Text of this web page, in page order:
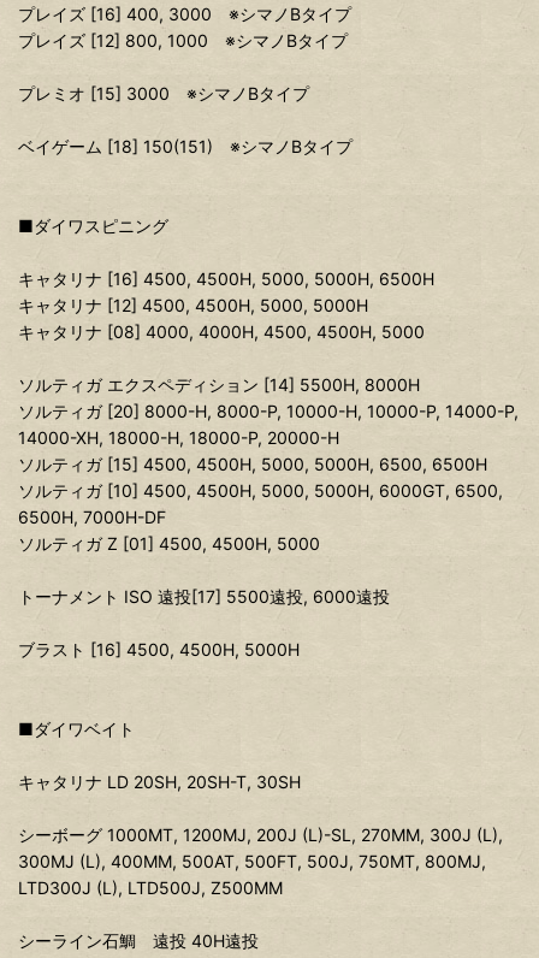
プレイズ [16] 400, 3000 ※シマノBタイプ
プレイズ [12] 800, 1000 ※シマノBタイプ
プレミオ [15] 3000 ※シマノBタイプ
ベイゲーム [18] 150(151) ※シマノBタイプ
■ダイワスピニング
キャタリナ [16] 4500, 4500H, 5000, 5000H, 6500H
キャタリナ [12] 4500, 4500H, 5000, 5000H
キャタリナ [08] 4000, 4000H, 4500, 4500H, 5000
ソルティガ エクスペディション [14] 5500H, 8000H
ソルティガ [20] 8000-H, 8000-P, 10000-H, 10000-P, 14000-P,
14000-XH, 18000-H, 18000-P, 20000-H
ソルティガ [15] 4500, 4500H, 5000, 5000H, 6500, 6500H
ソルティガ [10] 4500, 4500H, 5000, 5000H, 6000GT, 6500,
6500H, 7000H-DF
ソルティガ Z [01] 4500, 4500H, 5000
トーナメント ISO 遠投[17] 5500遠投, 6000遠投
ブラスト [16] 4500, 4500H, 5000H
■ダイワベイト
キャタリナ LD 20SH, 20SH-T, 30SH
シーボーグ 1000MT, 1200MJ, 200J (L)-SL, 270MM, 300J (L),
300MJ (L), 400MM, 500AT, 500FT, 500J, 750MT, 800MJ,
LTD300J (L), LTD500J, Z500MM
シーライン石鯛 遠投 40H遠投